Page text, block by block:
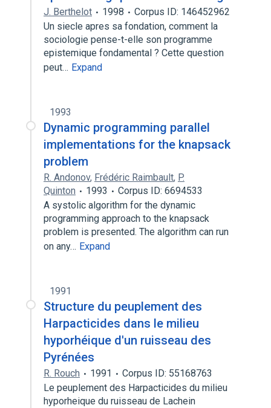
J. Berthelot 1998
Corpus ID: 146452962
Un siecle apres sa fondation, comment la
sociologie pense-t-elle son programme
epistemique fondamental ? Cette question
peut… Expand
1993
Dynamic programming parallel
implementations for the knapsack
problem
R. Andonov, Frédéric Raimbault, P.
Quinton
1993
Corpus ID: 6694533
A systolic algorithm for the dynamic
programming approach to the knapsack
problem is presented. The algorithm can run
on any… Expand
1991
Structure du peuplement des
Harpacticides dans le milieu
hyporhéique d'un ruisseau des
Pyrénées
R. Rouch 1991
Corpus ID: 55168763
Le peuplement des Harpacticides du milieu
hyporheique du ruisseau de Lachein